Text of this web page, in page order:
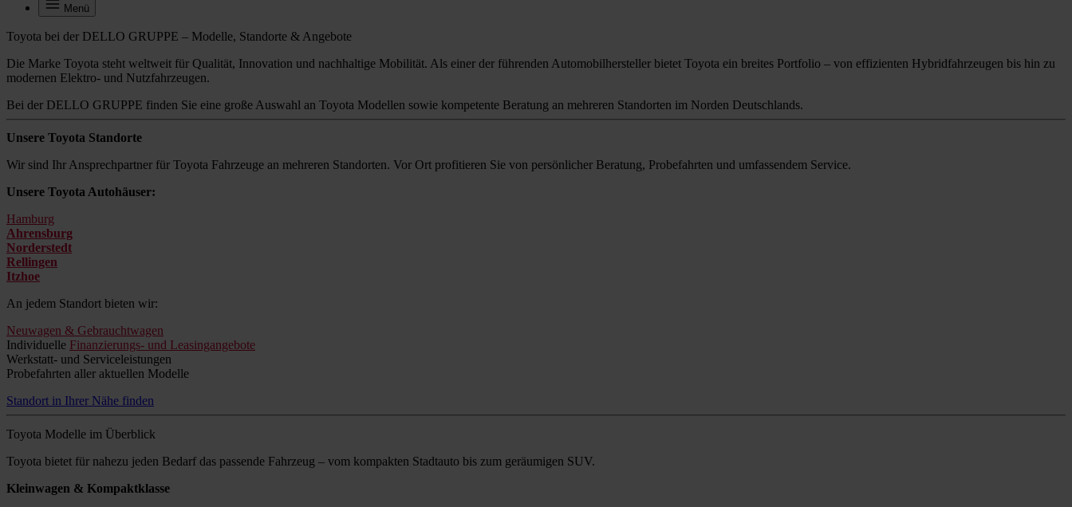
Menü
Toyota bei der DELLO GRUPPE – Modelle, Standorte & Angebote
Die Marke Toyota steht weltweit für Qualität, Innovation und nachhaltige Mobilität. Als einer der führenden Automobilhersteller bietet Toyota ein breites Portfolio – von effizienten Hybridfahrzeugen bis hin zu
modernen Elektro- und Nutzfahrzeugen.
Bei der DELLO GRUPPE finden Sie eine große Auswahl an Toyota Modellen sowie kompetente Beratung an mehreren Standorten im Norden Deutschlands.
Unsere Toyota Standorte
Wir sind Ihr Ansprechpartner für Toyota Fahrzeuge an mehreren Standorten. Vor Ort profitieren Sie von persönlicher Beratung, Probefahrten und umfassendem Service.
Unsere Toyota Autohäuser:
Hamburg
Ahrensburg
Norderstedt
Rellingen
Itzhoe
An jedem Standort bieten wir:
Neuwagen & Gebrauchtwagen
Individuelle Finanzierungs- und Leasingangebote
Werkstatt- und Serviceleistungen
Probefahrten aller aktuellen Modelle
Standort in Ihrer Nähe finden
Toyota Modelle im Überblick
Toyota bietet für nahezu jeden Bedarf das passende Fahrzeug – vom kompakten Stadtauto bis zum geräumigen SUV.
Kleinwagen & Kompaktklasse